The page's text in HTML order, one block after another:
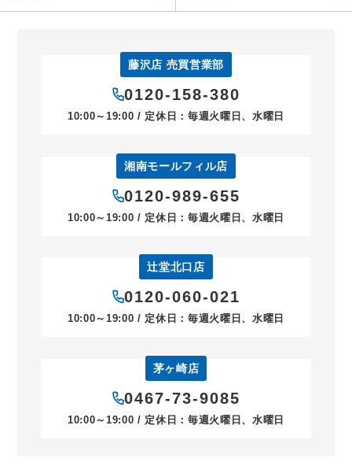
藤沢店 売買営業部
0120-158-380
10:00～19:00 / 定休日：毎週火曜日、水曜日
湘南モールフィル店
0120-989-655
10:00～19:00 / 定休日：毎週火曜日、水曜日
辻堂北口店
0120-060-021
10:00～19:00 / 定休日：毎週火曜日、水曜日
茅ヶ崎店
0467-73-9085
10:00～19:00 / 定休日：毎週火曜日、水曜日